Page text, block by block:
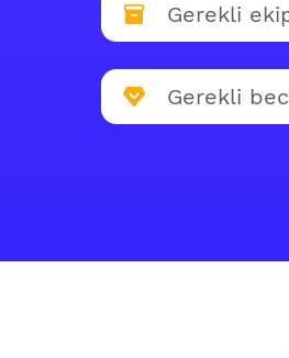
Gerekli
Gerekli